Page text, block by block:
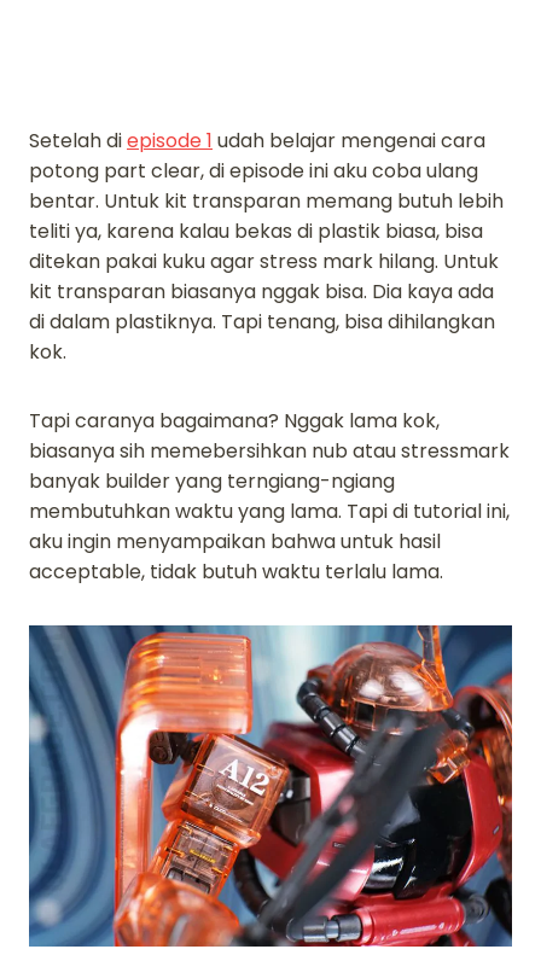
Setelah diepisode 1 udah belajar mengenai cara
potong part clear, di episode ini aku coba ulang
bentar. Untuk kit transparan memang butuh lebih
teliti ya, karena kalau bekas di plastik biasa, bisa
ditekan pakai kuku agar stress mark hilang. Untuk
kit transparan biasanya nggak bisa. Dia kaya ada
di dalam plastiknya. Tapi tenang, bisa dihilangkan
kok.
Tapi caranya bagaimana? Nggak lama kok,
biasanya sih memebersihkan nub atau stressmark
banyak builder yang terngiang-ngiang
membutuhkan waktu yang lama. Tapi di tutorial ini,
aku ingin menyampaikan bahwa untuk hasil
acceptable, tidak butuh waktu terlalu lama.